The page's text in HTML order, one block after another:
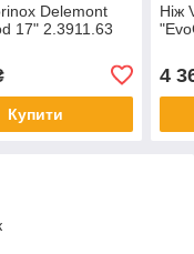
Delemont
17" 2.3911.63
Купити
Ніж
4